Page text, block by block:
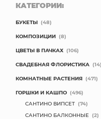
КАТЕГОРИИ:
БУКЕТЫ (48)
КОМПОЗИЦИИ (8)
ЦВЕТЫ В ПАЧКАХ (106)
СВАДЕБНАЯ ФЛОРИСТИКА (14)
КОМНАТНЫЕ РАСТЕНИЯ (471)
ГОРШКИ И КАШПО (496)
САНТИНО ВИПСЕТ (74)
САНТИНО БАЛКОННЫЕ (2)